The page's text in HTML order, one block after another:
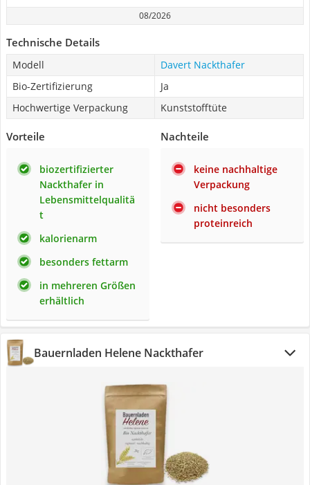
08/2026
Technische Details
Modell
Davert Nackthafer
Bio-Zertifizierung
Ja
Hochwertige Verpackung
Kunststofftüte
Vorteile
biozertifizierter
Nackthafer in
Lebensmittelqualitä
t
kalorienarm
besonders fettarm
in mehreren Größen
erhältlich
Nachteile
keine nachhaltige
Verpackung
nicht besonders
proteinreich
Bauernladen Helene Nackthafer